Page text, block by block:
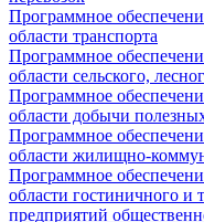
Программное
области транспорта
Программное
области сельского,
Программное
области добычи
Программное
области жилищно-
Программное
области гостиничного и
предприятий